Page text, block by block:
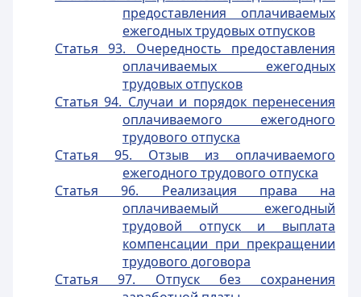
предоставления оплачиваемых
ежегодных трудовых отпусков
Статья 93. Очередность предоставления
оплачиваемых ежегодных
трудовых отпусков
Статья 94. Случаи и порядок перенесения
оплачиваемого ежегодного
трудового отпуска
Статья 95. Отзыв из оплачиваемого
ежегодного трудового отпуска
Статья 96. Реализация права на
оплачиваемый ежегодный
трудовой отпуск и выплата
компенсации при прекращении
трудового договора
Статья 97. Отпуск без сохранения